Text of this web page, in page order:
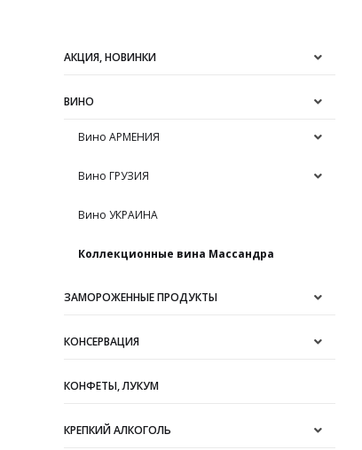
АКЦИЯ, НОВИНКИ
ВИНО
Вино АРМЕНИЯ
Вино ГРУЗИЯ
Вино УКРАИНА
Коллекционные вина Массандра
ЗАМОРОЖЕННЫЕ ПРОДУКТЫ
КОНСЕРВАЦИЯ
КОНФЕТЫ, ЛУКУМ
КРЕПКИЙ АЛКОГОЛЬ